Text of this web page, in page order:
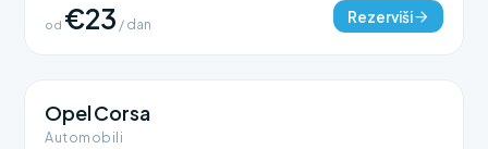
od €23 / dan Rezerviši
Opel Corsa
Automobili